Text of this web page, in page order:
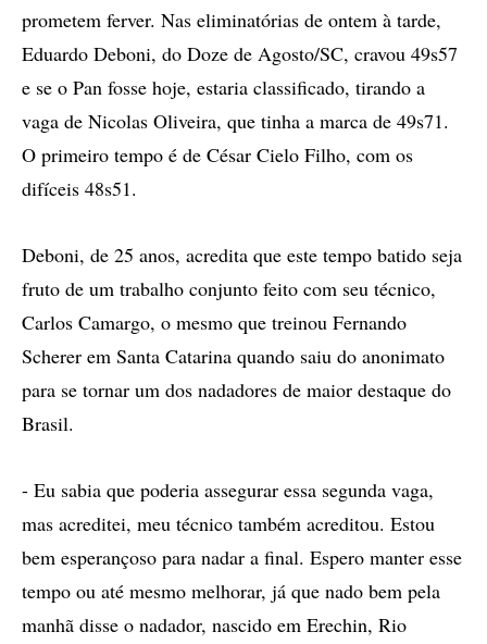
prometem ferver. Nas eliminatórias de ontem à tarde,
Eduardo Deboni, do Doze de Agosto/SC, cravou 49s57
e se o Pan fosse hoje, estaria classificado, tirando a
vaga de Nicolas Oliveira, que tinha a marca de 49s71.
O primeiro tempo é de César Cielo Filho, com os
difíceis 48s51.
Deboni, de 25 anos, acredita que este tempo batido seja
fruto de um trabalho conjunto feito com seu técnico,
Carlos Camargo, o mesmo que treinou Fernando
Scherer em Santa Catarina quando saiu do anonimato
para se tornar um dos nadadores de maior destaque do
Brasil.
- Eu sabia que poderia assegurar essa segunda vaga,
mas acreditei, meu técnico também acreditou. Estou
bem esperançoso para nadar a final. Espero manter esse
tempo ou até mesmo melhorar, já que nado bem pela
manhã disse o nadador, nascido em Erechin, Rio